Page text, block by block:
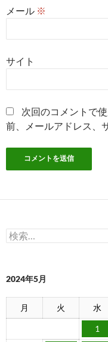
メール ※
サイト
次回のコメントで
前、メールアドレス、
検
索:
2024年5月
月 火 水
1